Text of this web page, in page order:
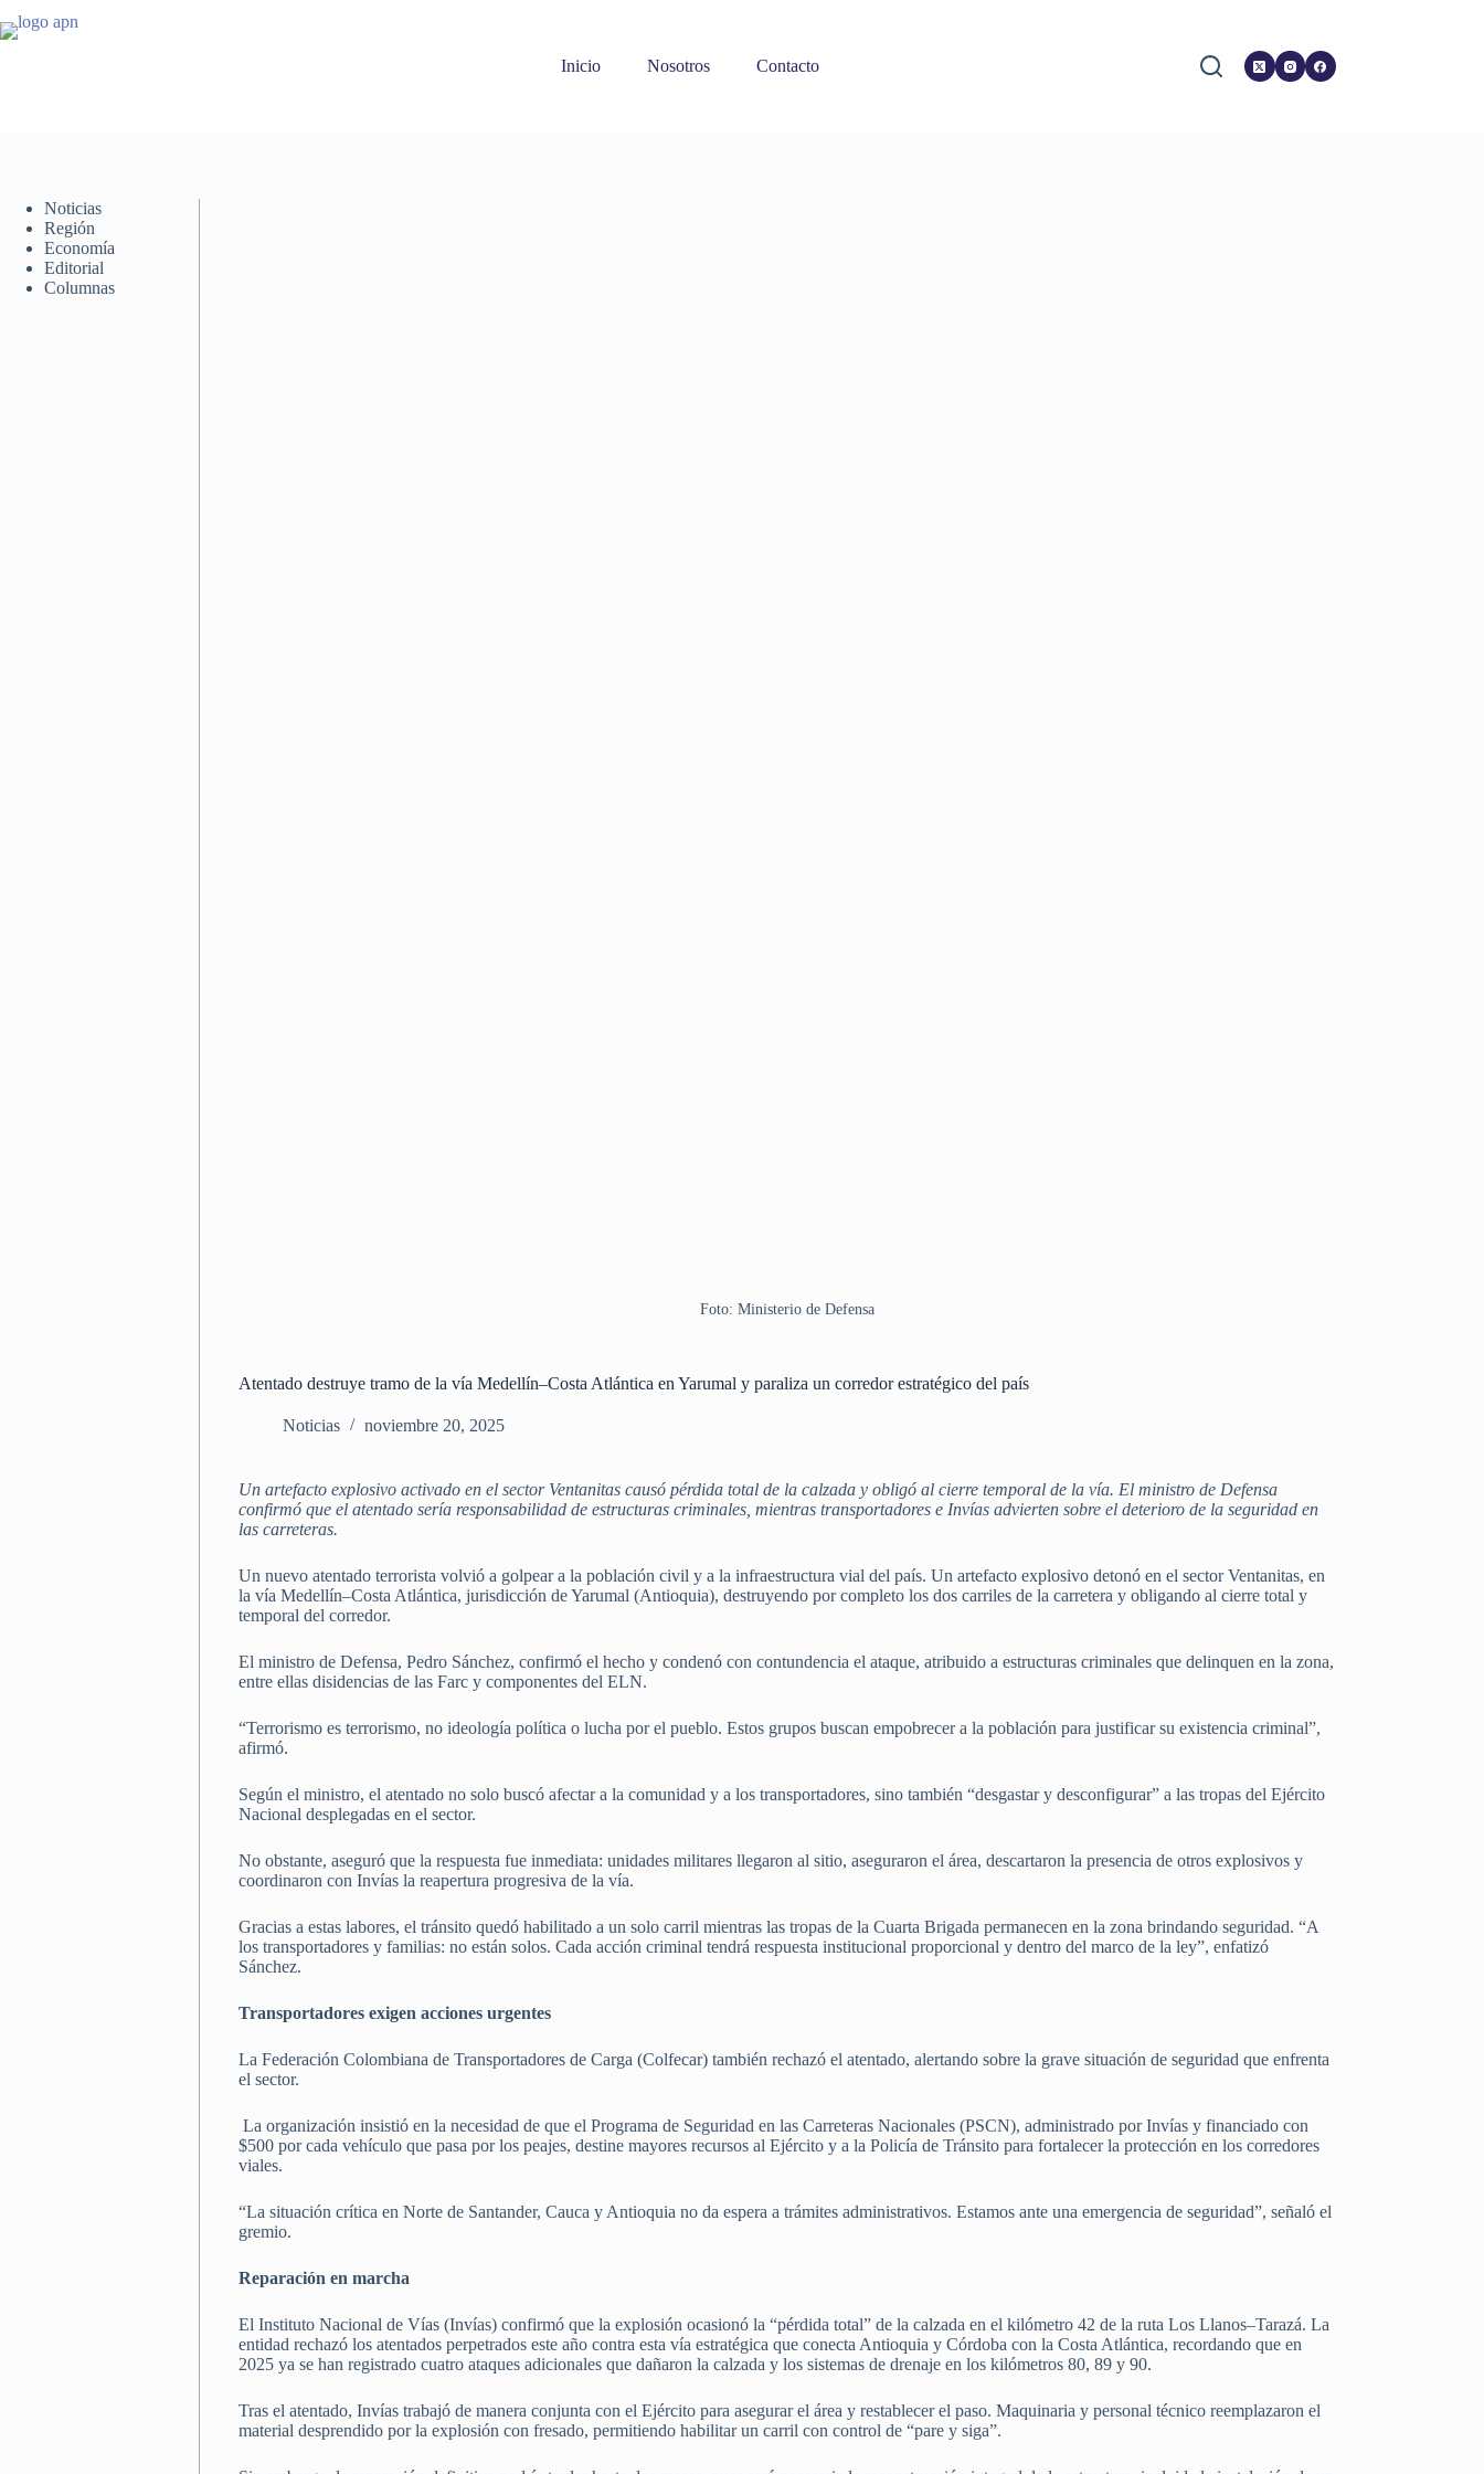
al
Inicio
Nosotros Contacto
Foto: Ministerio de Defensa
Atentado destruye tramo de la vía Medellín–Costa Atlántica en Yarumal y paraliza un corredor estratégico del país
Noticias noviembre 20, 2025
Un artefacto explosivo activado en el sector Ventanitas causó pérdida total de la calzada y obligó al cierre temporal de la vía. El ministro de Defensa
confirmó que el atentado sería responsabilidad de estructuras criminales, mientras transportadores e Invías advierten sobre el deterioro de la seguridad en
las carreteras.
Un nuevo atentado terrorista volvió a golpear a la población civil y a la infraestructura vial del país. Un artefacto explosivo detonó en el sector Ventanitas, en
la vía Medellín–Costa Atlántica, jurisdicción de Yarumal (Antioquia), destruyendo por completo los dos carriles de la carretera y obligando al cierre total y
temporal del corredor.
El ministro de Defensa, Pedro Sánchez, confirmó el hecho y condenó con contundencia el ataque, atribuido a estructuras criminales que delinquen en la zona,
entre ellas disidencias de las Farc y componentes del ELN.
“Terrorismo es terrorismo, no ideología política o lucha por el pueblo. Estos grupos buscan empobrecer a la población para justificar su existencia criminal”,
afirmó.
Según el ministro, el atentado no solo buscó afectar a la comunidad y a los transportadores, sino también “desgastar y desconfigurar” a las tropas del Ejército
Nacional desplegadas en el sector.
No obstante, aseguró que la respuesta fue inmediata: unidades militares llegaron al sitio, aseguraron el área, descartaron la presencia de otros explosivos y
coordinaron con Invías la reapertura progresiva de la vía.
Gracias a estas labores, el tránsito quedó habilitado a un solo carril mientras las tropas de la Cuarta Brigada permanecen en la zona brindando seguridad. “A
los transportadores y familias: no están solos. Cada acción criminal tendrá respuesta institucional proporcional y dentro del marco de la ley”, enfatizó
Sánchez.
Transportadores exigen acciones urgentes
La Federación Colombiana de Transportadores de Carga (Colfecar) también rechazó el atentado, alertando sobre la grave situación de seguridad que enfrenta
el sector.
La organización insistió en la necesidad de que el Programa de Seguridad en las Carreteras Nacionales (PSCN), administrado por Invías y financiado con
$500 por cada vehículo que pasa por los peajes, destine mayores recursos al Ejército y a la Policía de Tránsito para fortalecer la protección en los corredores
viales.
“La situación crítica en Norte de Santander, Cauca y Antioquia no da espera a trámites administrativos. Estamos ante una emergencia de seguridad”, señaló el
gremio.
Reparación en marcha
El Instituto Nacional de Vías (Invías) confirmó que la explosión ocasionó la “pérdida total” de la calzada en el kilómetro 42 de la ruta Los Llanos–Tarazá. La
entidad rechazó los atentados perpetrados este año contra esta vía estratégica que conecta Antioquia y Córdoba con la Costa Atlántica, recordando que en
2025 ya se han registrado cuatro ataques adicionales que dañaron la calzada y los sistemas de drenaje en los kilómetros 80, 89 y 90.
Tras el atentado, Invías trabajó de manera conjunta con el Ejército para asegurar el área y restablecer el paso. Maquinaria y personal técnico reemplazaron el
material desprendido por la explosión con fresado, permitiendo habilitar un carril con control de “pare y siga”.
Noticias
Región
Economía
Editorial
Columnas